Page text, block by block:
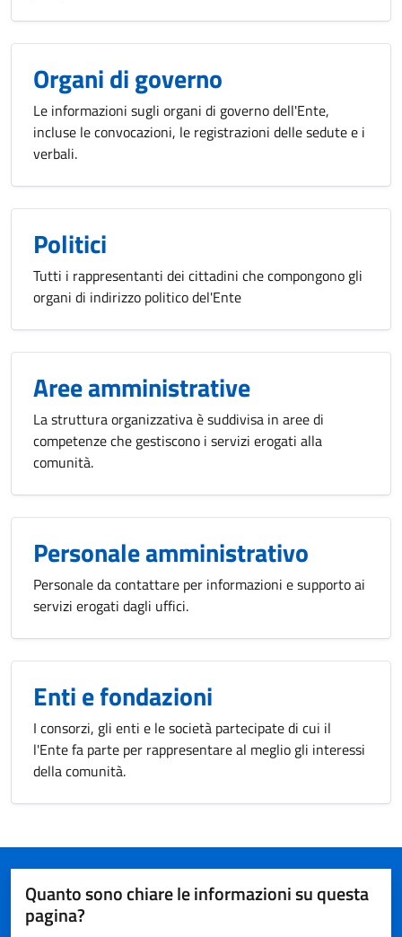
Organi di governo
Le informazioni sugli organi di governo dell'Ente,
incluse le convocazioni, le registrazioni delle sedute e i
verbali.
Politici
Tutti i rappresentanti dei cittadini che compongono gli
organi di indirizzo politico del'Ente
Aree amministrative
La struttura organizzativa è suddivisa in aree di
competenze che gestiscono i servizi erogati alla
comunità.
Personale amministrativo
Personale da contattare per informazioni e supporto ai
servizi erogati dagli uffici.
Enti e fondazioni
I consorzi, gli enti e le società partecipate di cui il
l'Ente fa parte per rappresentare al meglio gli interessi
della comunità.
Quanto sono chiare le informazioni su questa
pagina?